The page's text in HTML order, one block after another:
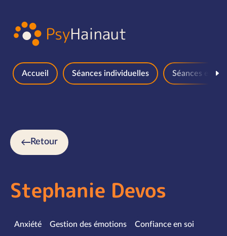
Accueil Séances individuelles Séances en
Retour
Stephanie Devos
Spécialités
Anxiété Gestion des émotions
Confiance en soi